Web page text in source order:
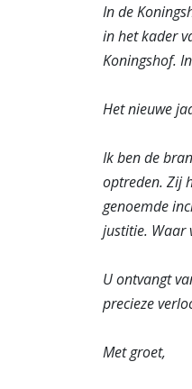
In de
in het kader
Koningshof.
Het nieuwe
Ik ben de
optreden. Zij
genoemde
justitie. Waar
U ontvangt
precieze
Met groet,